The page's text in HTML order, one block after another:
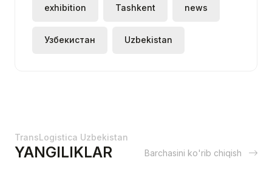
exhibition Tashkent news
Узбекистан Uzbekistan
TransLogistica Uzbekistan
YANGILIKLAR Barchasini ko'rib chiqish